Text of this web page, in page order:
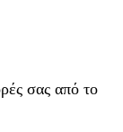
σας από το